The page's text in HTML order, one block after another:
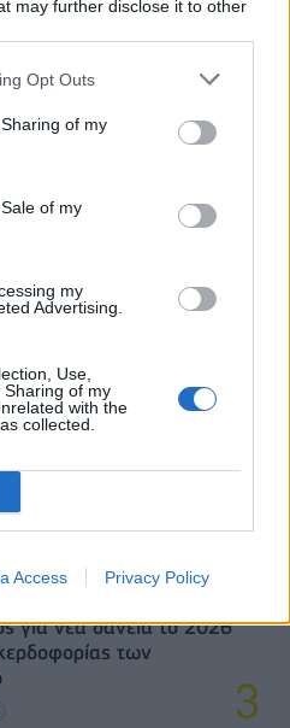
may further disclose it to other
Opt Outs
of my
of my
my
Advertising.
Use,
of my
with the
collected.
Access Privacy Policy
ΕΙΔΗΣΕΙΣ
η παρουσίαση του
της ΕΛ.Α.Σ. στη
η αντιπαράθεση
για νέα δάνεια το 2026
των